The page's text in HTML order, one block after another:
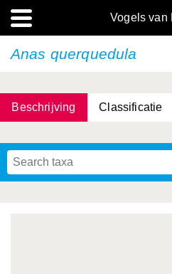
Vogels van
Anas querquedula
Beschrijving Classificatie